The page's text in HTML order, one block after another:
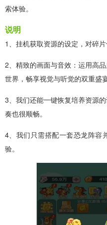
索体验。
说明
1、挂机获取资源的设定，对碎
2、精致的画面与音效：运用高
世界，畅享视觉与听觉的双重盛宴
3、我们还能一键恢复培养资源
奏也很顺畅。
4、我们只需搭配一套恐龙阵容
验。